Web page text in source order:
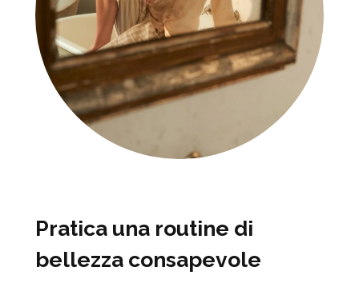
Pratica una routine di
bellezza consapevole